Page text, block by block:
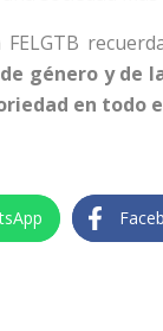
género y de
en todo